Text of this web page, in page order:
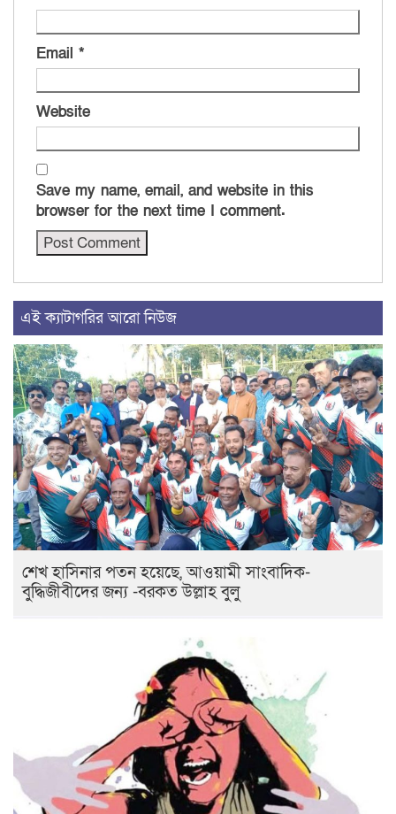
Email *
Website
Save my name, email, and website in this
browser for the next time I comment.
এই ক্যাটাগরির আরো নিউজ
শেখ হাসিনার পতন হয়েছে, আওয়ামী সাংবাদিক-
বুদ্ধিজীবীদের জন্য -বরকত উল্লাহ বুলু